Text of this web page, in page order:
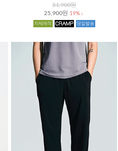
31,900원
25,900원 19% ↓